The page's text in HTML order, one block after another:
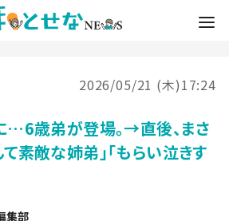
2026/05/21 (木)17:24
歳弟が登場。→直後、まさ
素敵な姉弟」「もらい泣きす
集部